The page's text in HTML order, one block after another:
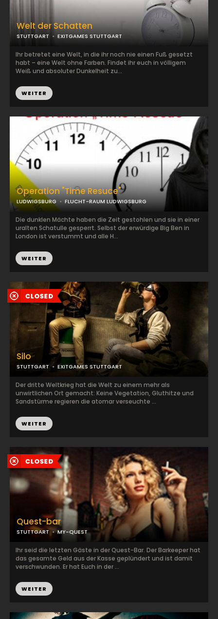
Welt der Schatten
STUTTGART EXITGAMES STUTTGART
Ihr betretet eine Welt, in die ihr noch nie einen Fuß gesetzt
habt – eine Welt ohne Farben. Findet ihr euch in völligem
Weiß und absoluter Dunkelheit zu...
WEITER
Operation "Time Resuce"
LUDWIGSBURG FLUCHT-RAUM LUDWIGSBURG
Die dunklen Mächte haben die Zeit gestohlen und sie in einer
uralten Schatulle gesperrt. Selbst der erwürdige Big Ben in
London ist verstummt und alle H...
WEITER
Silo
STUTTGART EXITGAMES STUTTGART
Der dritte Weltkrieg hat die Welt zu einem mehr als
unwirtlichen Ort gemacht: Keine Vegetation, Gluthitze und
Sandstürme regieren die atomar verseuchte ...
WEITER
Quest-bar
STUTTGART MY-QUEST
Ihr seid die letzten Gäste in der Quest-Bar. Der Barkeeper hat
das gesamte Geld aus der Kasse geplündert und ist damit
verschwunden. Er hat Euch in der ...
WEITER